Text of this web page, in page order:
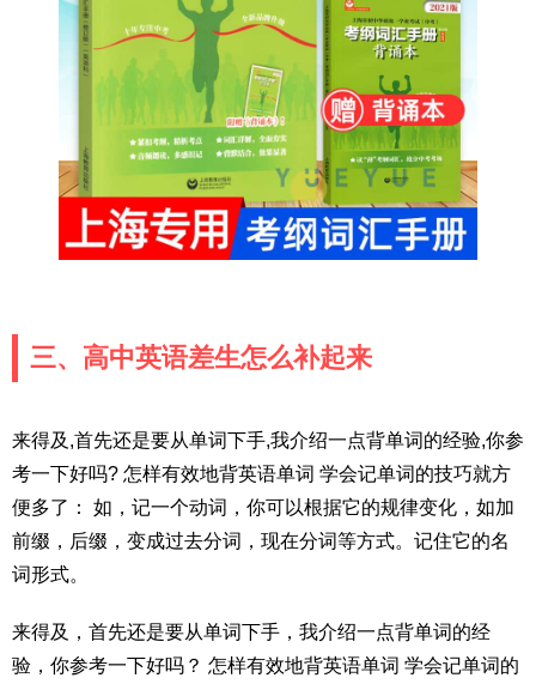
三、高中英语差生怎么补起来
来得及,首先还是要从单词下手,我介绍一点背单词的经验,你参
考一下好吗? 怎样有效地背英语单词 学会记单词的技巧就方
便多了： 如，记一个动词，你可以根据它的规律变化，如加
前缀，后缀，变成过去分词，现在分词等方式。记住它的名
词形式。
来得及，首先还是要从单词下手，我介绍一点背单词的经
验，你参考一下好吗？ 怎样有效地背英语单词 学会记单词的